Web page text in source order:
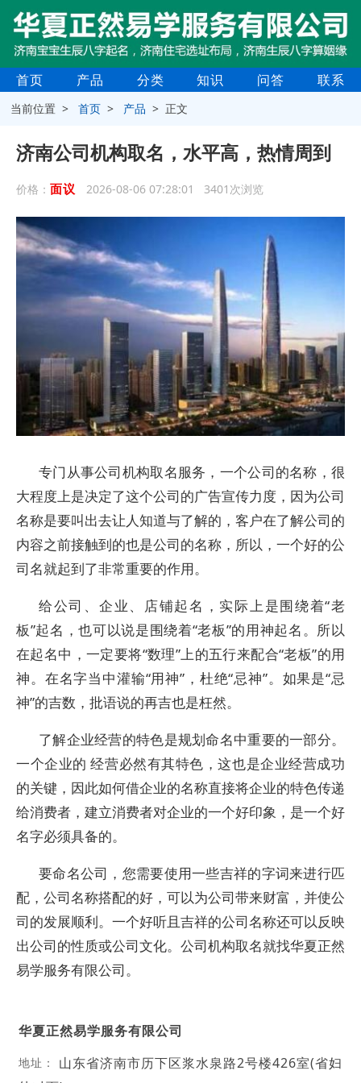
首页 产品 分类 知识 问答 联系
当前位置 >首页 > 产品 > 正文
济南公司机构取名，水平高，热情周到
价格： 面议 2026-08-06 07:28:01 3401次浏览
专门从事公司机构取名服务，一个公司的名称，很
大程度上是决定了这个公司的广告宣传力度，因为公司
名称是要叫出去让人知道与了解的，客户在了解公司的
内容之前接触到的也是公司的名称，所以，一个好的公
司名就起到了非常重要的作用。
给公司、企业、店铺起名，实际上是围绕着“老
板”起名，也可以说是围绕着“老板”的用神起名。所以
在起名中，一定要将“数理”上的五行来配合“老板”的用
神。在名字当中灌输“用神”，杜绝“忌神”。如果是“忌
神”的吉数，批语说的再吉也是枉然。
了解企业经营的特色是规划命名中重要的一部分。
一个企业的 经营必然有其特色，这也是企业经营成功
的关键，因此如何借企业的名称直接将企业的特色传递
给消费者，建立消费者对企业的一个好印象，是一个好
名字必须具备的。
要命名公司，您需要使用一些吉祥的字词来进行匹
配，公司名称搭配的好，可以为公司带来财富，并使公
司的发展顺利。一个好听且吉祥的公司名称还可以反映
出公司的性质或公司文化。公司机构取名就找华夏正然
易学服务有限公司。
华夏正然易学服务有限公司
地址：
山东省济南市历下区浆水泉路2号楼426室(省妇